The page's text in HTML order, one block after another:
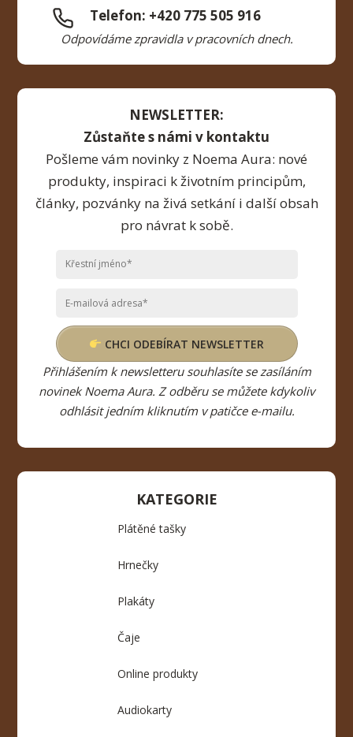
Telefon: +420 775 505 916
Odpovídáme zpravidla v pracovních dnech.
NEWSLETTER:
Zůstaňte s námi v kontaktu
Pošleme vám novinky z Noema Aura: nové
produkty, inspiraci k životním principům,
články, pozvánky na živá setkání i další obsah
pro návrat k sobě.
CHCI ODEBÍRAT NEWSLETTER
Přihlášením k newsletteru souhlasíte se zasíláním
novinek Noema Aura. Z odběru se můžete kdykoliv
odhlásit jedním kliknutím v patičce e-mailu.
KATEGORIE
Plátěné tašky
Hrnečky
Plakáty
Čaje
Online produkty
Audiokarty